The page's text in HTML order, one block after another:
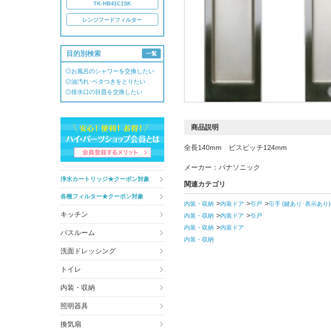
TK-HB41C1SK
レンジフードフィルター
目的別検索 一覧
◎お風呂のシャワーを交換したい
◎油汚れ･ベタつきをとりたい
◎排水口の目皿を交換したい
浄水カートリッジ★クーポン対象
各種フィルター★クーポン対象
キッチン
バスルーム
洗面ドレッシング
トイレ
内装・収納
照明器具
換気扇
商品説明
全長140mm ビスピッチ124mm
メーカー：パナソニック
関連カテゴリ
内装・収納 内装ドア 引戸
引手 (鍵あり･表示あり)
内装・収納
内装ドア
引戸
内装・収納
内装ドア
内装・収納